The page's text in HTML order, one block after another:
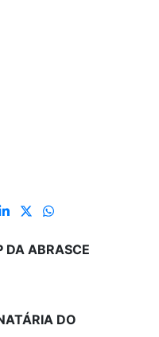
DA ABRASCE
DO